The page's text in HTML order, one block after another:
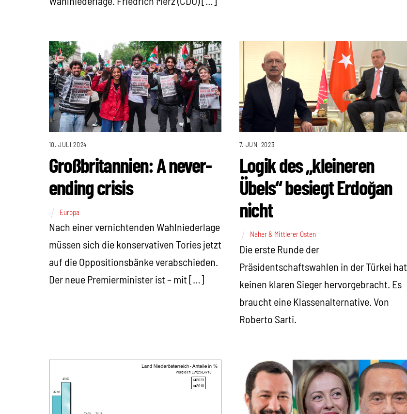
10. JULI 2024
Großbritannien: A never-
ending crisis
Europa
Nach einer vernichtenden Wahlniederlage
müssen sich die konservativen Tories jetzt
auf die Oppositionsbänke verabschieden.
Der neue Premierminister ist – mit […]
7. JUNI 2023
Logik des „kleineren
Übels“ besiegt Erdoğan
nicht
Naher & Mittlerer Osten
Die erste Runde der
Präsidentschaftswahlen in der Türkei hat
keinen klaren Sieger hervorgebracht. Es
braucht eine Klassenalternative. Von
Roberto Sarti.